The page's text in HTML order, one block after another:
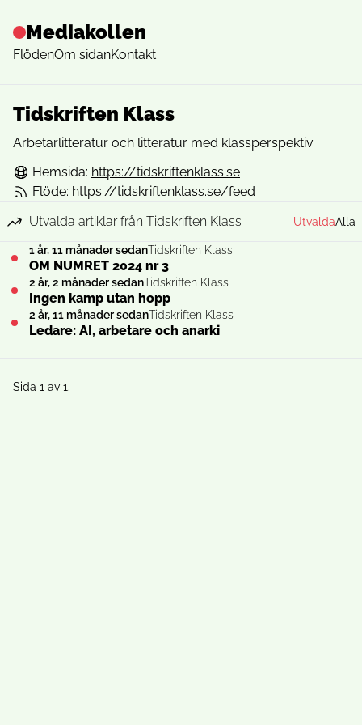
Mediakollen
FlödenOm sidanKontakt
Tidskriften Klass
Arbetarlitteratur och litteratur med klassperspektiv
Hemsida: https://tidskriftenklass.se
Flöde: https://tidskriftenklass.se/feed
Utvalda artiklar från Tidskriften Klass
UtvaldaAlla
1 år, 11 månader sedanTidskriften Klass
OM NUMRET 2024 nr 3
2 år, 2 månader sedanTidskriften Klass
Ingen kamp utan hopp
2 år, 11 månader sedanTidskriften Klass
Ledare: AI, arbetare och anarki
Sida 1 av 1.